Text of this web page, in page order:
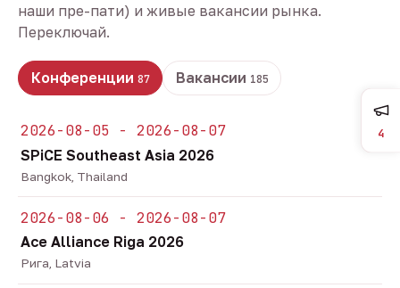
наши пре-пати) и живые вакансии рынка.
Переключай.
Конференции 87 Вакансии 185
2026-08-05 - 2026-08-07
SPiCE Southeast Asia 2026
Bangkok, Thailand
2026-08-06 - 2026-08-07
Ace Alliance Riga 2026
Рига, Latvia
4